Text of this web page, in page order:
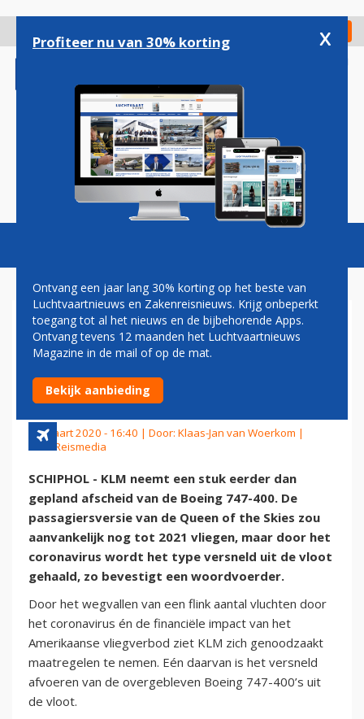
gaan
Check in
Magazine Podcasts Vacatures
CORONAVIRUS: ROEMLOOS
AFSCHEID VOOR BOEING 747
BIJ KLM
13 maart 2020 - 16:40 | Door: Klaas-Jan van Woerkom |
Foto: Reismedia
SCHIPHOL - KLM neemt een stuk eerder dan
gepland afscheid van de Boeing 747-400. De
passagiersversie van de Queen of the Skies zou
aanvankelijk nog tot 2021 vliegen, maar door het
coronavirus wordt het type versneld uit de vloot
gehaald, zo bevestigt een woordvoerder.
Door het wegvallen van een flink aantal vluchten door
het coronavirus én de financiële impact van het
Amerikaanse vliegverbod ziet KLM zich genoodzaakt
maatregelen te nemen. Eén daarvan is het versneld
afvoeren van de overgebleven Boeing 747-400’s uit
de vloot.
Profiteer nu van 30% korting x
Ontvang een jaar lang 30% korting op het beste van
Luchtvaartnieuws en Zakenreisnieuws. Krijg onbeperkt
toegang tot al het nieuws en de bijbehorende Apps.
Ontvang tevens 12 maanden het Luchtvaartnieuws
Magazine in de mail of op de mat.
Bekijk aanbieding